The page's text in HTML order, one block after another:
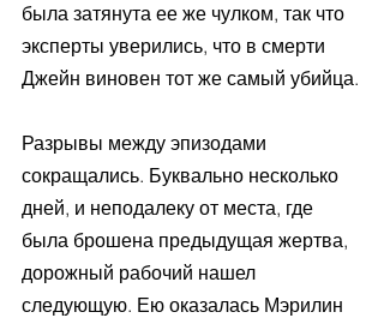
была затянута ее же чулком, так что
эксперты уверились, что в смерти
Джейн виновен тот же самый убийца.
Разрывы между эпизодами
сокращались. Буквально несколько
дней, и неподалеку от места, где
была брошена предыдущая жертва,
дорожный рабочий нашел
следующую. Ею оказалась Мэрилин